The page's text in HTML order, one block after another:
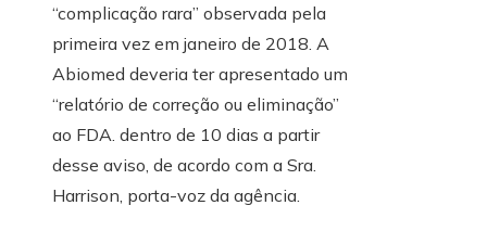
“complicação rara” observada pela
primeira vez em janeiro de 2018. A
Abiomed deveria ter apresentado um
“relatório de correção ou eliminação”
ao FDA. dentro de 10 dias a partir
desse aviso, de acordo com a Sra.
Harrison, porta-voz da agência.